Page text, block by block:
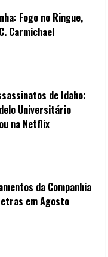
Fogo no Ringue,
Carmichael
de Idaho:
Universitário
na Netflix
da Companhia
em Agosto